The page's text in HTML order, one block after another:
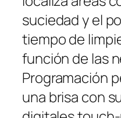
suciedad y el
tiempo de
función de las
Programación
una brisa con